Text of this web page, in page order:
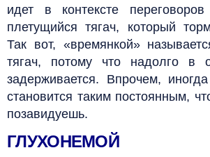
идет в контексте
плетущийся тягач, который
Так вот, «времянкой»
тягач, потому что надолго в
задерживается. Впрочем,
становится таким постоянным,
позавидуешь.
ГЛУХОНЕМОЙ